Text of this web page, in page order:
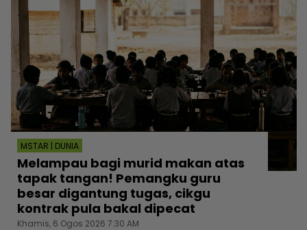
MSTAR | DUNIA
Melampau bagi murid makan atas
tapak tangan! Pemangku guru
besar digantung tugas, cikgu
kontrak pula bakal dipecat
Khamis, 6 Ogos 2026 7:30 AM